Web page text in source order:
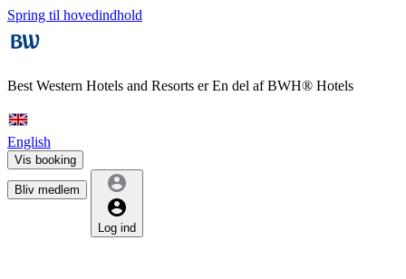
Spring til hovedindhold
Best Western Hotels and Resorts erEn del af BWH® Hotels
English
Vis booking
Bliv medlem
Log ind